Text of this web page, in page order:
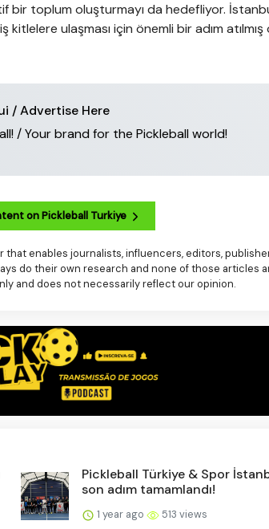
bir toplum oluşturmayı da hedefliyor.
ulaşması için önemli bir adım atılmış
/ Advertise Here
/ Your brand for the Pickleball world!
on Pickleball Turkiye
that enables journalists, influencers, editors,
do their own research and none of those articles
and does not necessarily reflect our opinion.
Pickleball Türkiye & Spor
son adım tamamlandı!
1 year ago 513 views